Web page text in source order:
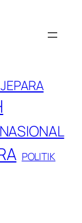
NASIONAL
POLITIK